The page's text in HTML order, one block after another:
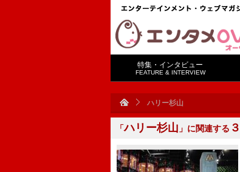
特集・インタビュー
FEATURE & INTERVIEW
ハリー杉山
「ハリー杉山 」に関連する ３